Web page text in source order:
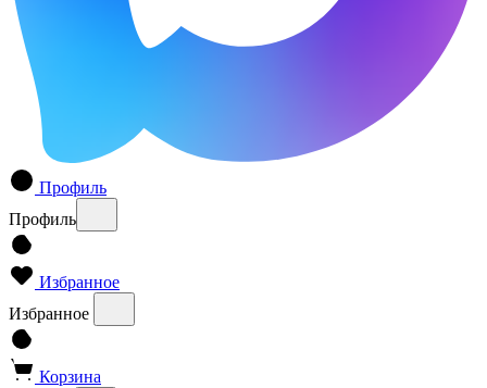
Профиль
Профиль
Избранное
Избранное
Корзина